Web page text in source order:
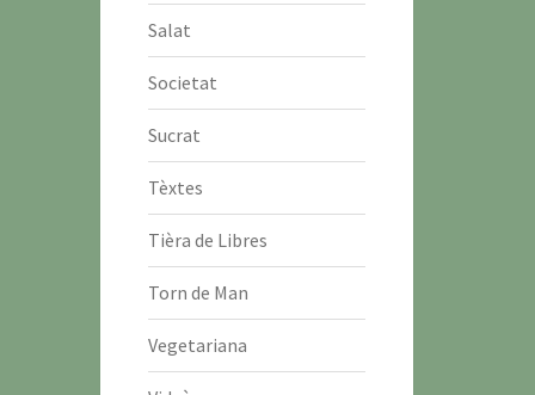
Salat
Societat
Sucrat
Tèxtes
Tièra de Libres
Torn de Man
Vegetariana